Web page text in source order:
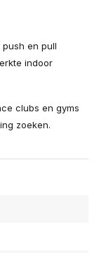
en pull
indoor
clubs en gyms
zoeken.